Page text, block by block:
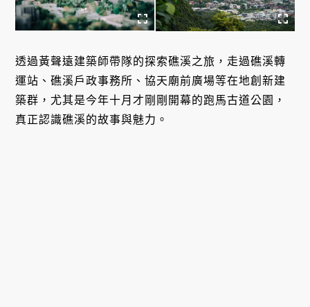
透過黃聲遠建築師帶隊的探索礁溪之旅，走過礁溪轉
運站、礁溪戶政事務所、協天廟前廣場等在地創新建
築群，尤其是今年十月才剛剛開幕的跑馬古道公園，
真正認識礁溪的故事與魅力。